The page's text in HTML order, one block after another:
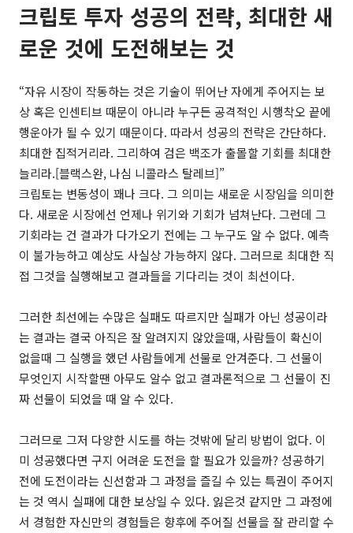
크립토 투자 성공의 전략, 최대한 새
로운 것에 도전해보는 것
“자유 시장이 작동하는 것은 기술이 뛰어난 자에게 주어지는 보
상 혹은 인센티브 때문이 아니라 누구든 공격적인 시행착오 끝에
행운아가 될 수 있기 때문이다. 따라서 성공의 전략은 간단하다.
최대한 집적거리라. 그리하여 검은 백조가 출몰할 기회를 최대한
늘리라.[블랙스완, 나심 니콜라스 탈레브]”
크립토는 변동성이 꽤나 크다. 그 의미는 새로운 시장임을 의미한
다. 새로운 시장에선 언제나 위기와 기회가 넘쳐난다. 그런데 그
기회라는 건 결과가 다가오기 전에는 그 누구도 알 수 없다. 예측
이 불가능하고 예상도 사실상 가능하지 않다. 그러므로 최대한 직
접 그것을 실행해보고 결과들을 기다리는 것이 최선이다.
그러한 최선에는 수많은 실패도 따르지만 실패가 아닌 성공이라
는 결과는 결국 아직은 잘 알려지지 않았을때, 사람들이 확신이
없을때 그 실행을 했던 사람들에게 선물로 안겨준다. 그 선물이
무엇인지 시작할땐 아무도 알수 없고 결과론적으로 그 선물이 진
짜 선물이 되었을 때 알 수 있다.
그러므로 그저 다양한 시도를 하는 것밖에 달리 방법이 없다. 이
미 성공했다면 구지 어려운 도전을 할 필요가 있을까? 성공하기
전에 도전이라는 신선함과 그 과정을 즐길 수 있는 특권이 주어지
는 것 역시 실패에 대한 보상일 수 있다. 잃은것 같지만 그 과정에
서 경험한 자신만의 경험들은 향후에 주어질 선물을 잘 관리할 수